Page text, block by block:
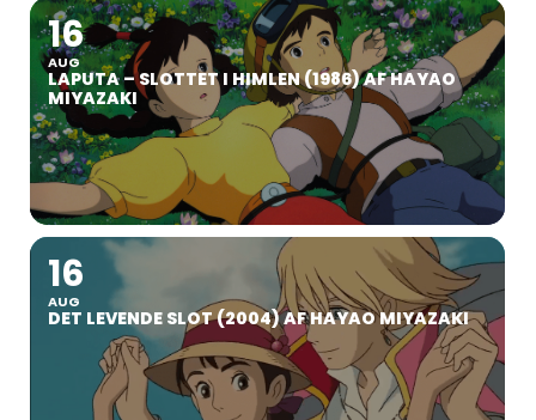
16
AUG
LAPUTA – SLOTTET I HIMLEN (1986) AF HAYAO
MIYAZAKI
16
AUG
DET LEVENDE SLOT (2004) AF HAYAO MIYAZAKI